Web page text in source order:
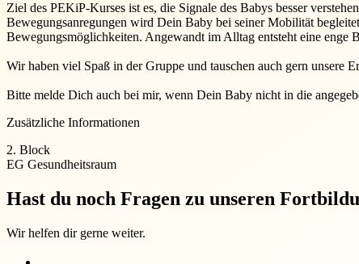
Ziel des PEKiP-Kurses ist es, die Signale des Babys besser
Bewegungsanregungen wird Dein Baby bei seiner Mobilität
Bewegungsmöglichkeiten. Angewandt im Alltag entsteht eine enge
Wir haben viel Spaß in der Gruppe und tauschen auch gern unsere
Bitte melde Dich auch bei mir, wenn Dein Baby nicht in die
Zusätzliche Informationen
2. Block
EG Gesundheitsraum
Hast du noch Fragen zu unseren
Wir helfen dir gerne weiter.